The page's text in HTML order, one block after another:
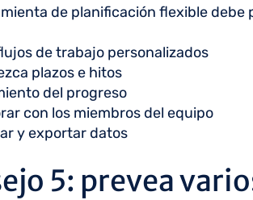
de planificación flexible debe
de trabajo personalizados
plazos e hitos
del progreso
con los miembros del equipo
y exportar datos
5: prevea